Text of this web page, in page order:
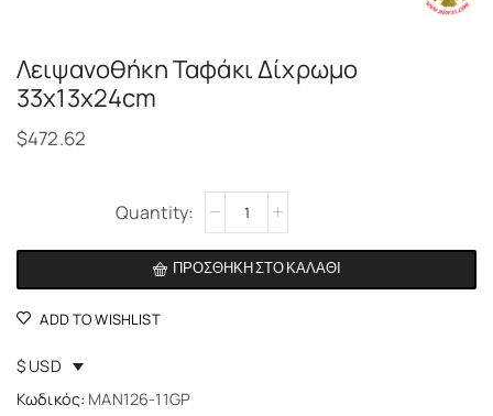
Λειψανοθήκη Ταφάκι Δίχρωμο
33x13x24cm
$472.62
ΠΡΟΣΘΉΚΗ ΣΤΟ ΚΑΛΆΘΙ
Alternative:
ADD TO WISHLIST
$ USD
Κωδικός: MAN126-11GP